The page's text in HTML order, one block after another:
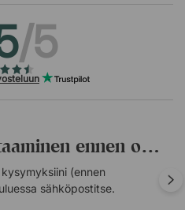
/5
ennen ostopäätöstä.
(ennen
sähköpostitse.